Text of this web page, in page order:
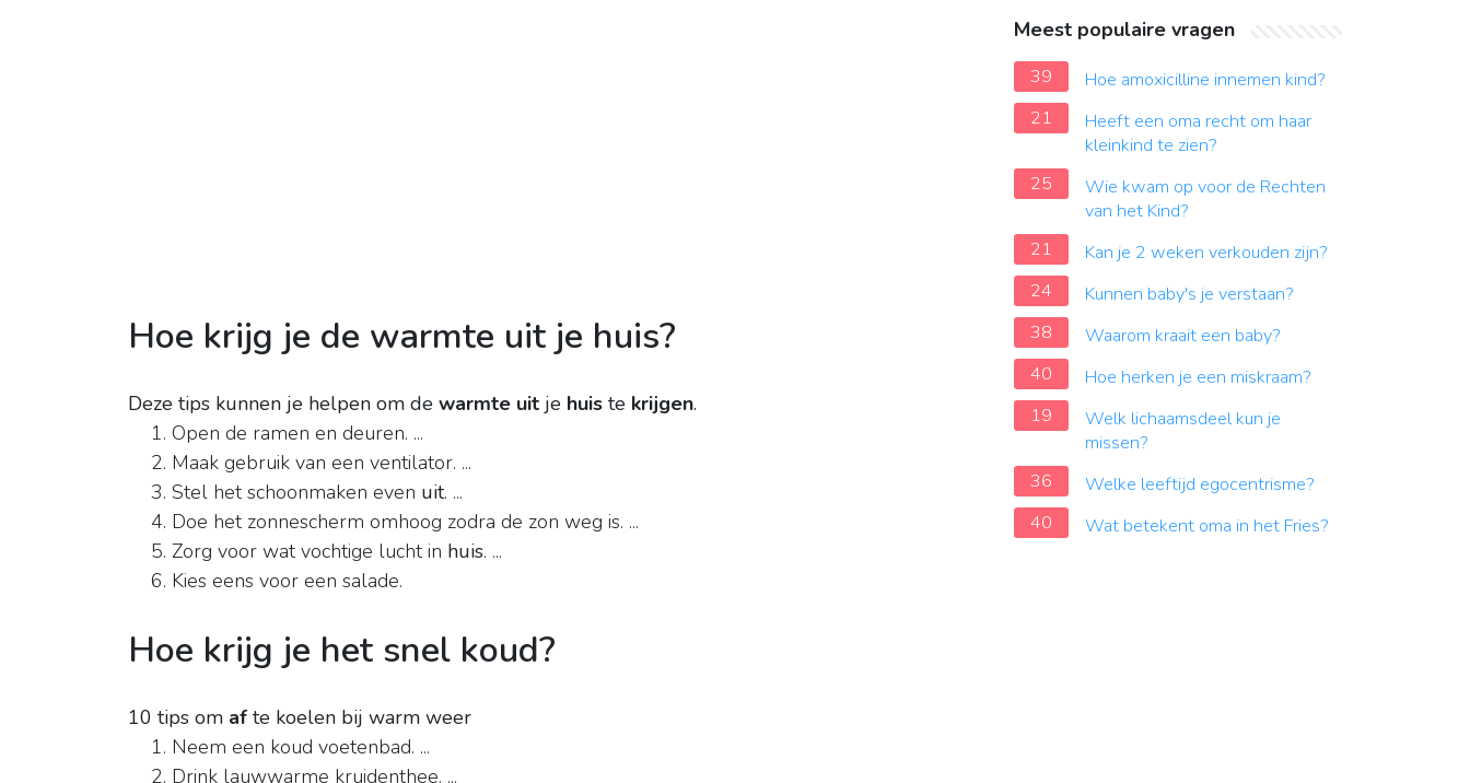
Hoe krijg je de warmte uit je huis?
Deze tips kunnen je helpen om de warmte uit je huis te krijgen.
Open de ramen en deuren. ...
Maak gebruik van een ventilator. ...
Stel het schoonmaken even uit. ...
Doe het zonnescherm omhoog zodra de zon weg is. ...
Zorg voor wat vochtige lucht in huis. ...
Kies eens voor een salade.
Hoe krijg je het snel koud?
10 tips om af te koelen bij warm weer
Neem een koud voetenbad. ...
Drink lauwwarme kruidenthee. ...
Meest populaire vragen
39
Hoe amoxicilline innemen kind?
21
Heeft een oma recht om haar
kleinkind te zien?
25
Wie kwam op voor de Rechten
van het Kind?
21
Kan je 2 weken verkouden zijn?
24
Kunnen baby's je verstaan?
38
Waarom kraait een baby?
40
Hoe herken je een miskraam?
19
Welk lichaamsdeel kun je
missen?
36
Welke leeftijd egocentrisme?
40
Wat betekent oma in het Fries?